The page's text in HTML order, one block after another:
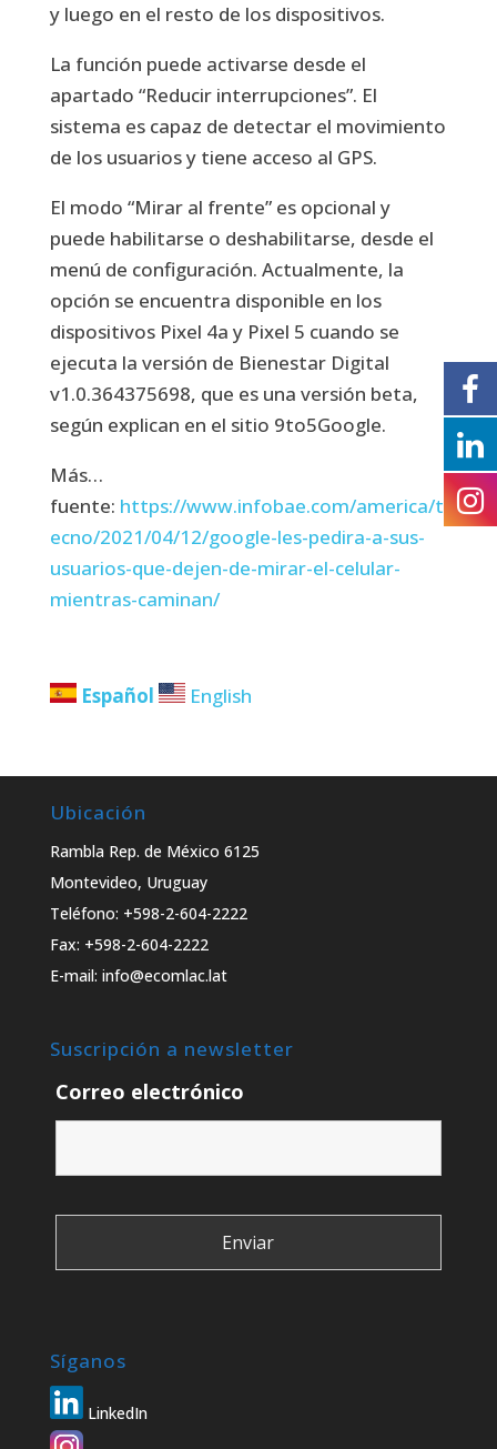
y luego en el resto de los dispositivos.
La función puede activarse desde el
apartado “Reducir interrupciones”. El
sistema es capaz de detectar el movimiento
de los usuarios y tiene acceso al GPS.
El modo “Mirar al frente” es opcional y
puede habilitarse o deshabilitarse, desde el
menú de configuración. Actualmente, la
opción se encuentra disponible en los
dispositivos Pixel 4a y Pixel 5 cuando se
ejecuta la versión de Bienestar Digital
v1.0.364375698, que es una versión beta,
según explican en el sitio 9to5Google.
Más…
fuente: https://www.infobae.com/america/t
ecno/2021/04/12/google-les-pedira-a-sus-
usuarios-que-dejen-de-mirar-el-celular-
mientras-caminan/
Español English
Ubicación
Rambla Rep. de México 6125
Montevideo, Uruguay
Teléfono: +598-2-604-2222
Fax: +598-2-604-2222
E-mail: info@ecomlac.lat
Suscripción a newsletter
Correo electrónico
Síganos
LinkedIn